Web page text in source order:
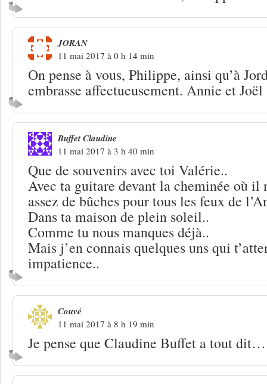
JORAN
11 mai 2017 à 0 h 14 min
On pense à vous, Philippe, ainsi qu’à
embrasse affectueusement. Annie et Joël
Buffet Claudine
11 mai 2017 à 3 h 40 min
Que de souvenirs avec toi Valérie..
Avec ta guitare devant la cheminée où il
assez de bûches pour tous les feux de
Dans ta maison de plein soleil..
Comme tu nous manques déjà..
Mais j’en connais quelques uns qui
impatience..
Couvé
11 mai 2017 à 8 h 19 min
Je pense que Claudine Buffet a tout dit…